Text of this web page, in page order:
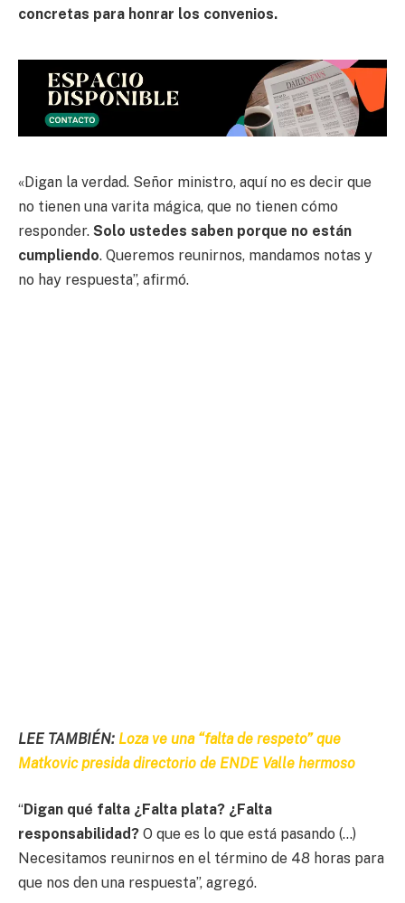
concretas para honrar los convenios.
«Digan la verdad. Señor ministro, aquí no es decir que
no tienen una varita mágica, que no tienen cómo
responder. Solo ustedes saben porque no están
cumpliendo. Queremos reunirnos, mandamos notas y
no hay respuesta”, afirmó.
LEE TAMBIÉN: Loza ve una “falta de respeto” que
Matkovic presida directorio de ENDE Valle hermoso
“Digan qué falta ¿Falta plata? ¿Falta
responsabilidad? O que es lo que está pasando (…)
Necesitamos reunirnos en el término de 48 horas para
que nos den una respuesta”, agregó.